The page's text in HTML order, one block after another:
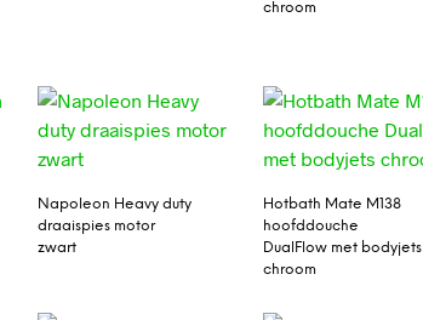
chroom
Napoleon Heavy duty
draaispies motor
zwart
Hotbath Mate M138
hoofddouche
DualFlow met bodyjets
chroom